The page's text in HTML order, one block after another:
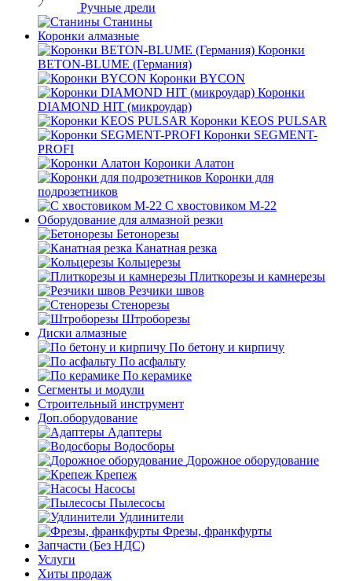
Ручные дрели
Станины
Коронки алмазные
Коронки
BETON-BLUME (Германия)
Коронки BYCON
Коронки
DIAMOND HIT (микроудар)
Коронки KEOS PULSAR
Коронки SEGMENT-
PROFI
Коронки Алатон
Коронки для
подрозетников
С хвостовиком М-22
Оборудование для алмазной резки
Бетонорезы
Канатная резка
Кольцерезы
Плиткорезы и камнерезы
Резчики швов
Стенорезы
Штроборезы
Диски алмазные
По бетону и кирпичу
По асфальту
По керамике
Сегменты и модули
Строительный инструмент
Доп.оборудование
Адаптеры
Водосборы
Дорожное оборудование
Крепеж
Насосы
Пылесосы
Удлинители
Фрезы, франкфурты
Запчасти (Без НДС)
Услуги
Хиты продаж